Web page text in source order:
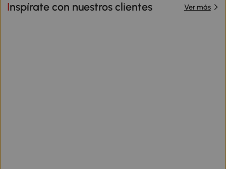
Inspírate con nuestros clientes Ver más